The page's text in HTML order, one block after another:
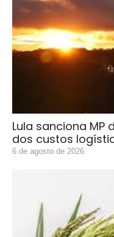
Lula sanciona MP
dos custos
6 de agosto de 2026